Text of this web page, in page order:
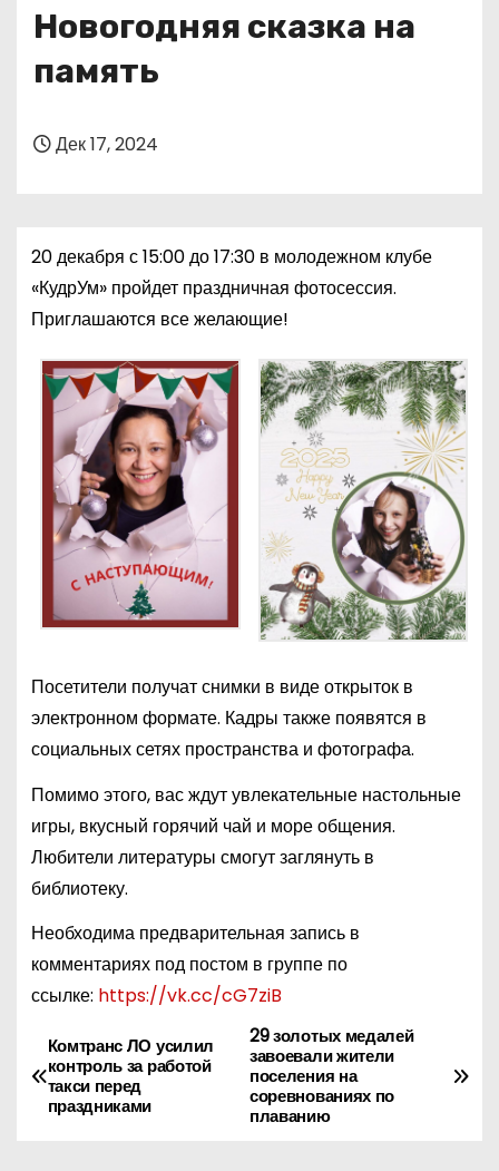
Новогодняя сказка на
память
Дек 17, 2024
20 декабря с 15:00 до 17:30 в молодежном клубе
«КудрУм» пройдет праздничная фотосессия.
Приглашаются все желающие!
Посетители получат снимки в виде открыток в
электронном формате. Кадры также появятся в
социальных сетях пространства и фотографа.
Помимо этого, вас ждут увлекательные настольные
игры, вкусный горячий чай и море общения.
Любители литературы смогут заглянуть в
библиотеку.
Необходима предварительная запись в
комментариях под постом в группе по
ссылке: https://vk.cc/cG7ziB
Н
а
29 золотых медалей
завоевали жители
поселения на
соревнованиях по
плаванию
Комтранс ЛО усилил
контроль за работой
такси перед
праздниками